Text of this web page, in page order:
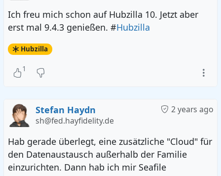
Ich freu mich schon auf Hubzilla 10. Jetzt aber
erst mal 9.4.3 genießen. #Hubzilla
Hubzilla
1
2 years ago
Stefan Haydn
sh@fed.hayfidelity.de
Hab gerade überlegt, eine zusätzliche "Cloud" für
den Datenaustausch außerhalb der Familie
einzurichten. Dann hab ich mir Seafile